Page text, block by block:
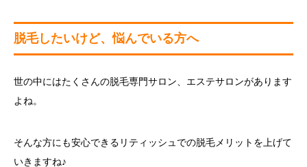
脱毛したいけど、悩んでいる方へ
世の中にはたくさんの脱毛専門サロン、エステサロンがあります
よね。
そんな方にも安心できるリティッシュでの脱毛メリットを上げて
いきますね♪